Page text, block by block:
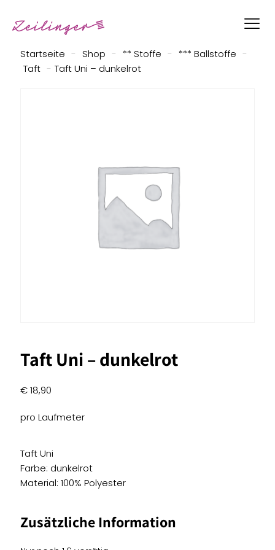
Startseite - Shop - ** Stoffe - *** Ballstoffe -
Taft - Taft Uni – dunkelrot
Taft Uni – dunkelrot
€18,90
pro Laufmeter
Taft Uni
Farbe: dunkelrot
Material: 100% Polyester
Zusätzliche Information